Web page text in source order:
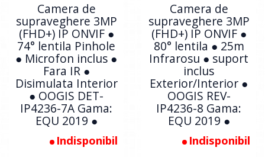
Camera de
supraveghere 3MP
(FHD+) IP ONVIF ●
74° lentila Pinhole
● Microfon inclus ●
Fara IR ●
Disimulata Interior
● OOGIS DET-
IP4236-7A Gama:
EQU 2019 ●
Indisponibil
Camera de
supraveghere 3MP
(FHD+) IP ONVIF ●
80° lentila ● 25m
Infrarosu ● suport
inclus
Exterior/Interior ●
OOGIS REV-
IP4236-8 Gama:
EQU 2019 ●
Indisponibil